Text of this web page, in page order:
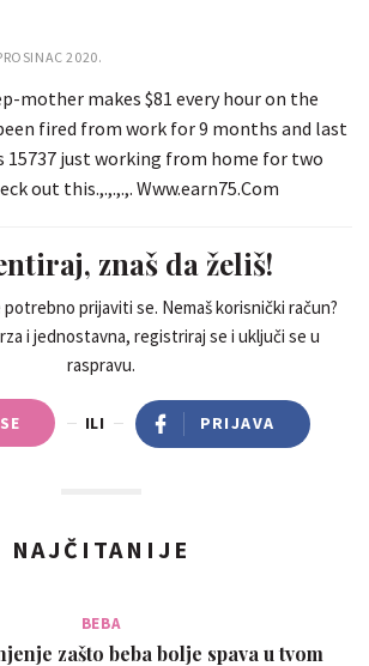
2020.
mother makes $81 every hour on the
fired from work for 9 months and last
15737 just working from home for two
every day, check out this.,.,.,.,. Www.earn75.Com
znaš da želiš!
prijaviti se. Nemaš korisnički račun?
i jednostavna, registriraj se i uključi se u
raspravu.
ILI PRIJAVA
NAJČITANIJE
BEBA
zašto beba bolje spava u tvom